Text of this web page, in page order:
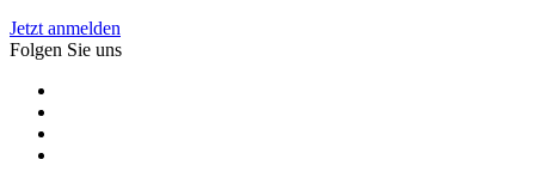
Jetzt anmelden
Folgen Sie uns